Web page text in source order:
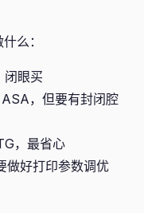
么：
眼买
，但要有封闭腔
，最省心
好打印参数调优